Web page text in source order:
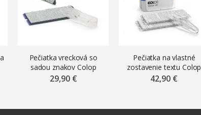
Pečiatka vrecková so
sadou znakov Colop
Pocket stamp 20/1
29,90 €
Pečiatka na vlastné
zostavenie textu Colop
Printer 40/2 Set, 59 x 23
42,90 €